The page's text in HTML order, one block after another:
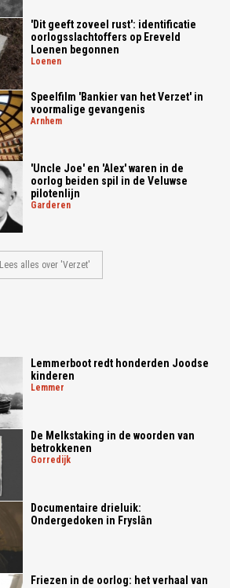
'Dit geeft zoveel rust': identificatie
oorlogsslachtoffers op Ereveld
Loenen begonnen
loenen
Speelfilm 'Bankier van het Verzet' in
voormalige gevangenis
arnhem
'Uncle Joe' en 'Alex' waren in de
oorlog beiden spil in de Veluwse
pilotenlijn
garderen
Lees alles over 'Verzet'
Lemmerboot redt honderden Joodse
kinderen
lemmer
De Melkstaking in de woorden van
betrokkenen
gorredijk
Documentaire drieluik:
Ondergedoken in Fryslân
Friezen in de oorlog: het verhaal van